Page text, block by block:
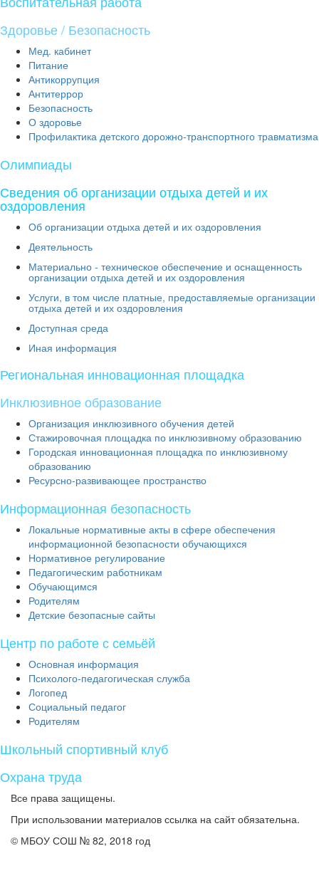
Здоровье / Безопасность
Мед. кабинет
Питание
Антикоррупция
Антитеррор
Безопасность
О здоровье
Профилактика детского дорожно-транспортного травматизма
Олимпиады
Сведения об организации отдыха детей и их
оздоровления
Об организации отдыха детей и их оздоровления
Деятельность
Материально - техническое обеспечение и оснащенность
организации отдыха детей и их оздоровления
Услуги, в том числе платные, предоставляемые организации
отдыха детей и их оздоровления
Доступная среда
Иная информация
Региональная инновационная площадка
Инклюзивное образование
Организация инклюзивного обучения детей
Стажировочная площадка по инклюзивному образованию
Городская инновационная площадка по инклюзивному
образованию
Ресурсно-развивающее пространство
Информационная безопасность
Локальные нормативные акты в сфере обеспечения
информационной безопасности обучающихся
Нормативное регулирование
Педагогическим работникам
Обучающимся
Родителям
Детские безопасные сайты
Центр по работе с семьёй
Основная информация
Психолого-педагогическая служба
Логопед
Социальный педагог
Родителям
Школьный спортивный клуб
Охрана труда
Все права защищены.
При использовании материалов ссылка на сайт обязательна.
© МБОУ СОШ № 82, 2018 год